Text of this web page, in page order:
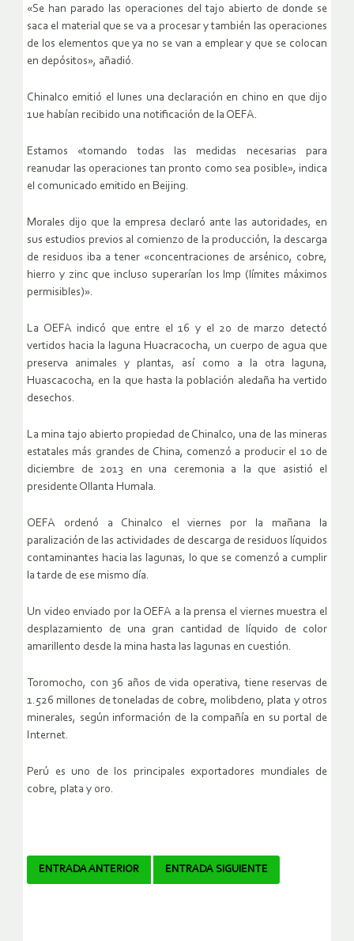
«Se han parado las operaciones del tajo abierto de donde se
saca el material que se va a procesar y también las operaciones
de los elementos que ya no se van a emplear y que se colocan
en depósitos», añadió.
Chinalco emitió el lunes una declaración en chino en que dijo
1ue habían recibido una notificación de la OEFA.
Estamos «tomando todas las medidas necesarias para
reanudar las operaciones tan pronto como sea posible», indica
el comunicado emitido en Beijing.
Morales dijo que la empresa declaró ante las autoridades, en
sus estudios previos al comienzo de la producción, la descarga
de residuos iba a tener «concentraciones de arsénico, cobre,
hierro y zinc que incluso superarían los lmp (límites máximos
permisibles)».
La OEFA indicó que entre el 16 y el 20 de marzo detectó
vertidos hacia la laguna Huacracocha, un cuerpo de agua que
preserva animales y plantas, así como a la otra laguna,
Huascacocha, en la que hasta la población aledaña ha vertido
desechos.
La mina tajo abierto propiedad de Chinalco, una de las mineras
estatales más grandes de China, comenzó a producir el 10 de
diciembre de 2013 en una ceremonia a la que asistió el
presidente Ollanta Humala.
OEFA ordenó a Chinalco el viernes por la mañana la
paralización de las actividades de descarga de residuos líquidos
contaminantes hacia las lagunas, lo que se comenzó a cumplir
la tarde de ese mismo día.
Un video enviado por la OEFA a la prensa el viernes muestra el
desplazamiento de una gran cantidad de líquido de color
amarillento desde la mina hasta las lagunas en cuestión.
Toromocho, con 36 años de vida operativa, tiene reservas de
1.526 millones de toneladas de cobre, molibdeno, plata y otros
minerales, según información de la compañía en su portal de
Internet.
Perú es uno de los principales exportadores mundiales de
cobre, plata y oro.
Navegador
ENTRADA ANTERIOR ENTRADA SIGUIENTE